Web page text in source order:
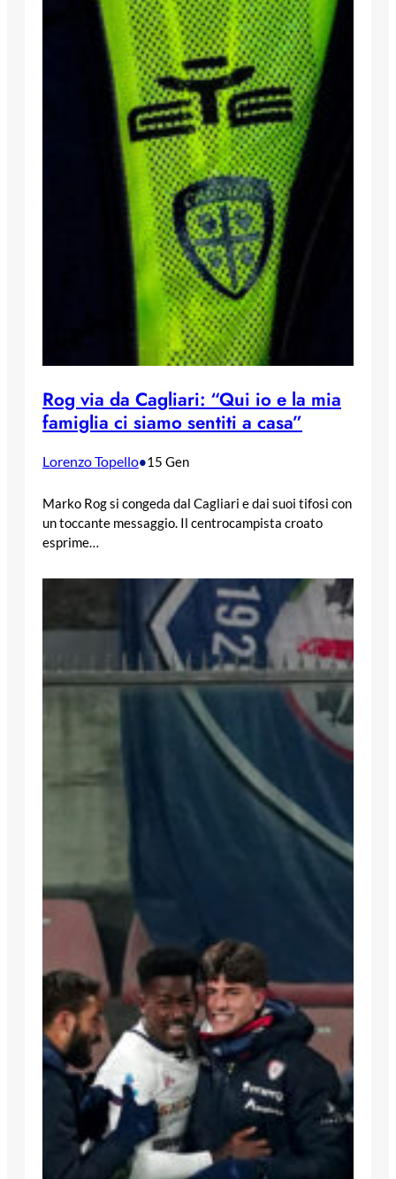
Rog via da Cagliari: “Qui io e la mia
famiglia ci siamo sentiti a casa”
Lorenzo Topello•15 Gen
Marko Rog si congeda dal Cagliari e dai suoi tifosi con
un toccante messaggio. Il centrocampista croato
esprime…